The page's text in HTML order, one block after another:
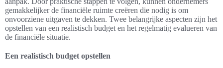
gemakkelijker de financiële ruimte creëren die nodig is om
onvoorziene uitgaven te dekken. Twee belangrijke aspecten zijn het
opstellen van een realistisch budget en het regelmatig evalueren van
de financiële situatie.
Een realistisch budget opstellen